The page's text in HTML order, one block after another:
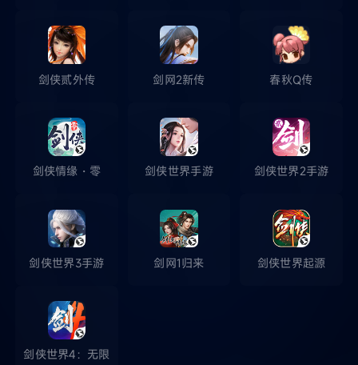
剑侠贰外传 剑网2新传 春秋Q传
剑侠情缘・零 剑侠世界手游 剑侠世界2手游
剑侠世界3手游 剑网1归来 剑侠世界起源
剑侠世界4：无限